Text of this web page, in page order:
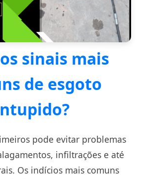
sinais mais
de esgoto
pode evitar problemas
infiltrações e até
Os indícios mais comuns